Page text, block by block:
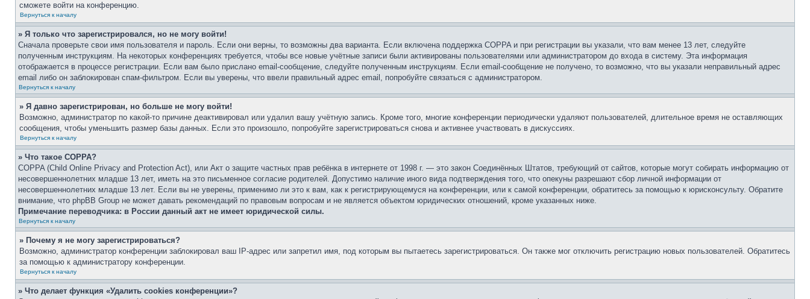
сможете войти на конференцию.
Вернуться к началу
» Я только что зарегистрировался, но не могу войти!
Сначала проверьте свои имя пользователя и пароль. Если они верны, то возможны два варианта. Если включена поддержка COPPA и при регистрации вы указали, что вам менее 13 лет, следуйте
полученным инструкциям. На некоторых конференциях требуется, чтобы все новые учётные записи были активированы пользователями или администратором до входа в систему. Эта информация
отображается в процессе регистрации. Если вам было прислано email-сообщение, следуйте полученным инструкциям. Если email-сообщение не получено, то возможно, что вы указали неправильный адрес
email либо он заблокирован спам-фильтром. Если вы уверены, что ввели правильный адрес email, попробуйте связаться с администратором.
Вернуться к началу
» Я давно зарегистрирован, но больше не могу войти!
Возможно, администратор по какой-то причине деактивировал или удалил вашу учётную запись. Кроме того, многие конференции периодически удаляют пользователей, длительное время не оставляющих
сообщения, чтобы уменьшить размер базы данных. Если это произошло, попробуйте зарегистрироваться снова и активнее участвовать в дискуссиях.
Вернуться к началу
» Что такое COPPA?
COPPA (Child Online Privacy and Protection Act), или Акт о защите частных прав ребёнка в интернете от 1998 г. — это закон Соединённых Штатов, требующий от сайтов, которые могут собирать информацию от
несовершеннолетних младше 13 лет, иметь на это письменное согласие родителей. Допустимо наличие иного вида подтверждения того, что опекуны разрешают сбор личной информации от
несовершеннолетних младше 13 лет. Если вы не уверены, применимо ли это к вам, как к регистрирующемуся на конференции, или к самой конференции, обратитесь за помощью к юрисконсульту. Обратите
внимание, что phpBB Group не может давать рекомендаций по правовым вопросам и не является объектом юридических отношений, кроме указанных ниже.
Примечание переводчика: в России данный акт не имеет юридической силы.
Вернуться к началу
» Почему я не могу зарегистрироваться?
Возможно, администратор конференции заблокировал ваш IP-адрес или запретил имя, под которым вы пытаетесь зарегистрироваться. Он также мог отключить регистрацию новых пользователей. Обратитесь
за помощью к администратору конференции.
Вернуться к началу
» Что делает функция «Удалить cookies конференции»?